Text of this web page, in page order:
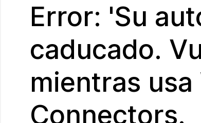
Error: 'Su
caducado.
mientras
Connectors.